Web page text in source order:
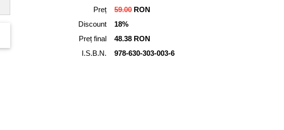
Preț
59.00RON
Discount
18%
Preț final
48.38 RON
I.S.B.N.
978-630-303-003-6